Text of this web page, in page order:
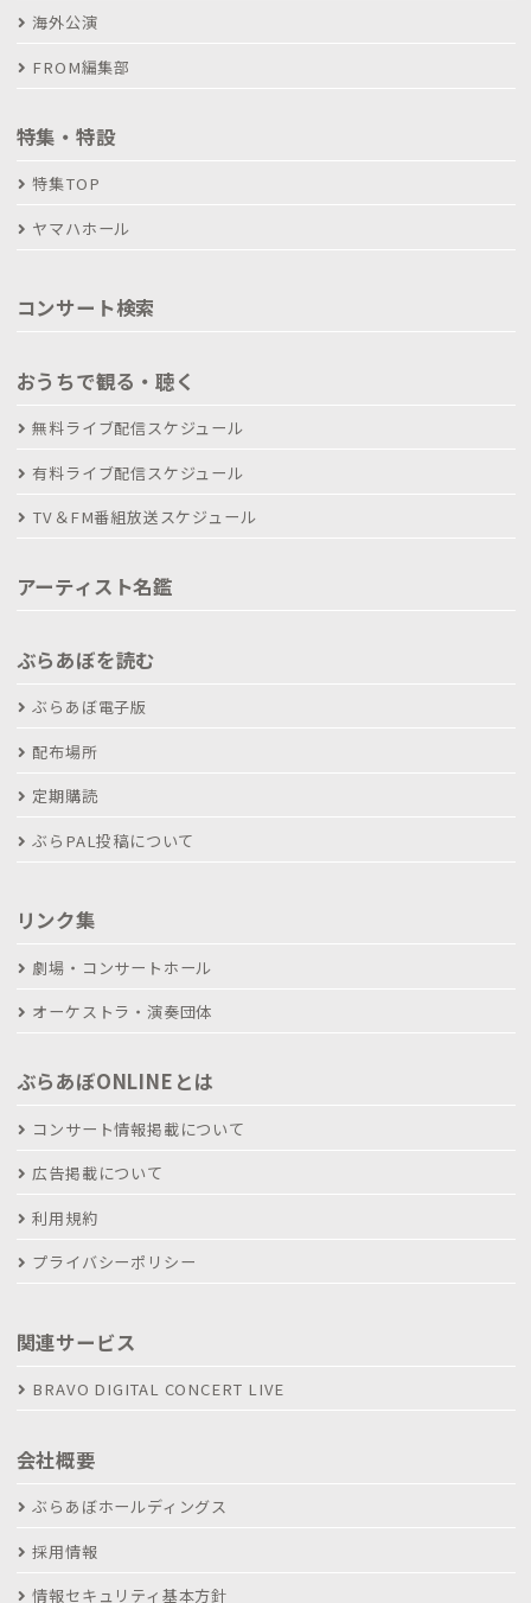
海外公演
FROM編集部
特集・特設
特集TOP
ヤマハホール
コンサート検索
おうちで観る・聴く
無料ライブ配信スケジュール
有料ライブ配信スケジュール
TV＆FM番組放送スケジュール
アーティスト名鑑
ぶらあぼを読む
ぶらあぼ電子版
配布場所
定期購読
ぶらPAL投稿について
リンク集
劇場・コンサートホール
オーケストラ・演奏団体
ぶらあぼONLINEとは
コンサート情報掲載について
広告掲載について
利用規約
プライバシーポリシー
関連サービス
BRAVO DIGITAL CONCERT LIVE
会社概要
ぶらあぼホールディングス
採用情報
情報セキュリティ基本方針